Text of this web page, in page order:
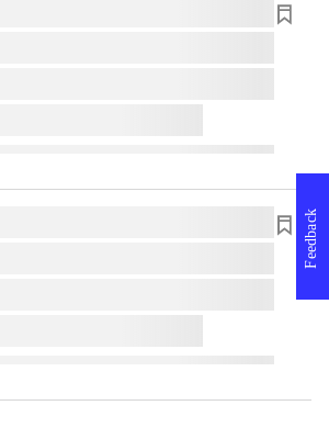
lorem ipsum dolor sit amet ...
lorem ipsum dolor sit amet ...
lorem ipsum dolor sit amet ...
lorem ipsum dolor sit amet ...
Feedback